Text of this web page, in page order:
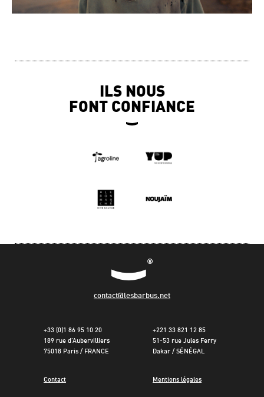
ILS NOUS
FONT CONFIANCE
contact@lesbarbus.net
+33 (0)1 86 95 10 20
189 rue d’Aubervilliers
75018 Paris / FRANCE
+221 33 821 12 85
51-53 rue Jules Ferry
Dakar / SÉNÉGAL
Contact Mentions légales